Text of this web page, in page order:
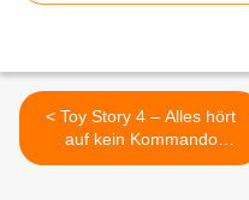
< Toy Story 4 – Alles hört
auf kein Kommando
(Hörbuch gelesen von